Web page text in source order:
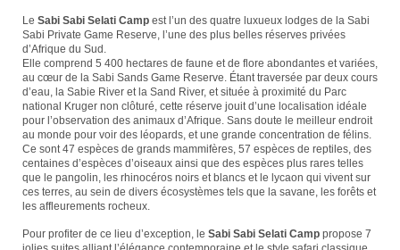
Le Sabi Sabi Selati Camp est l’un des quatre luxueux lodges de la Sabi
Sabi Private Game Reserve, l’une des plus belles réserves privées
d’Afrique du Sud.
Elle comprend 5 400 hectares de faune et de flore abondantes et variées,
au cœur de la Sabi Sands Game Reserve. Étant traversée par deux cours
d’eau, la Sabie River et la Sand River, et située à proximité du Parc
national Kruger non clôturé, cette réserve jouit d’une localisation idéale
pour l’observation des animaux d’Afrique. Sans doute le meilleur endroit
au monde pour voir des léopards, et une grande concentration de félins.
Ce sont 47 espèces de grands mammifères, 57 espèces de reptiles, des
centaines d’espèces d’oiseaux ainsi que des espèces plus rares telles
que le pangolin, les rhinocéros noirs et blancs et le lycaon qui vivent sur
ces terres, au sein de divers écosystèmes tels que la savane, les forêts et
les affleurements rocheux.
Pour profiter de ce lieu d’exception, le Sabi Sabi Selati Camp propose 7